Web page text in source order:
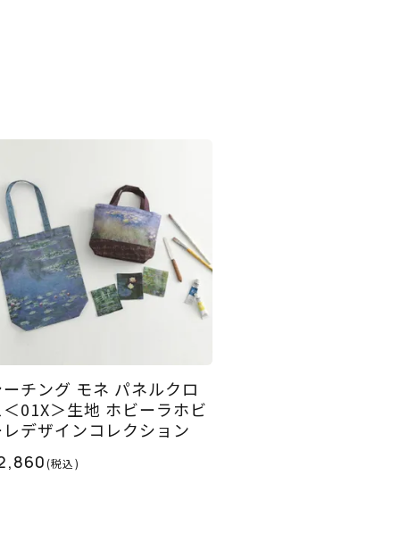
ーチング モネ パネルクロ
＜01X＞生地 ホビーラホビ
レデザインコレクション
(税込)